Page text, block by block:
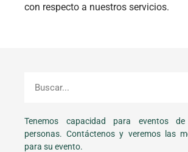
con respecto a nuestros servicios.
Tenemos capacidad para eventos
personas. Contáctenos y veremos las
para su evento.